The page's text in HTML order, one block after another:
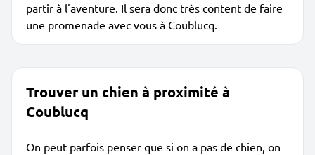
partir à l'aventure. Il sera donc très content de faire
une promenade avec vous à Coublucq.
Trouver un chien à proximité à
Coublucq
On peut parfois penser que si on a pas de chien, on